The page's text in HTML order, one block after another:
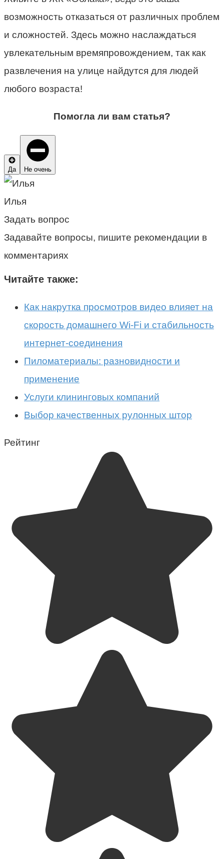
возможность отказаться от различных проблем
и сложностей. Здесь можно наслаждаться
увлекательным времяпровождением, так как
развлечения на улице найдутся для людей
любого возраста!
Помогла ли вам статья?
Да Не очень
Илья
Задать вопрос
Задавайте вопросы, пишите рекомендации в
комментариях
Читайте также:
Как накрутка просмотров видео влияет на
скорость домашнего Wi-Fi и стабильность
интернет-соединения
Пиломатериалы: разновидности и
применение
Услуги клининговых компаний
Выбор качественных рулонных штор
Рейтинг